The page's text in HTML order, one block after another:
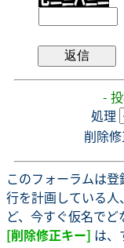
-
処理
削除
このフォーラムは
行を計画している
ど、今すぐ仮名でど
[削除修正キー] は、